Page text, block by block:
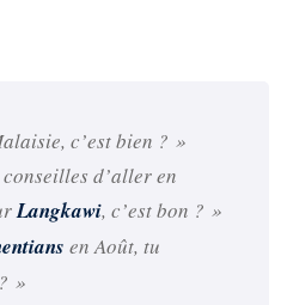
c’est bien ? »
d’aller en
Langkawi, c’est bon ? »
en Août, tu
»